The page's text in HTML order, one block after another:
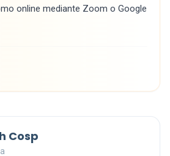
online mediante Zoom o Google
Cosp